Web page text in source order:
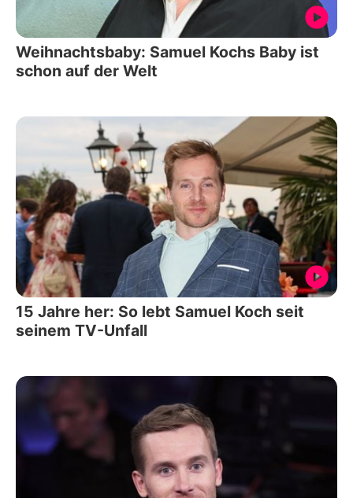
Weihnachtsbaby: Samuel Kochs Baby ist
schon auf der Welt
15 Jahre her: So lebt Samuel Koch seit
seinem TV-Unfall